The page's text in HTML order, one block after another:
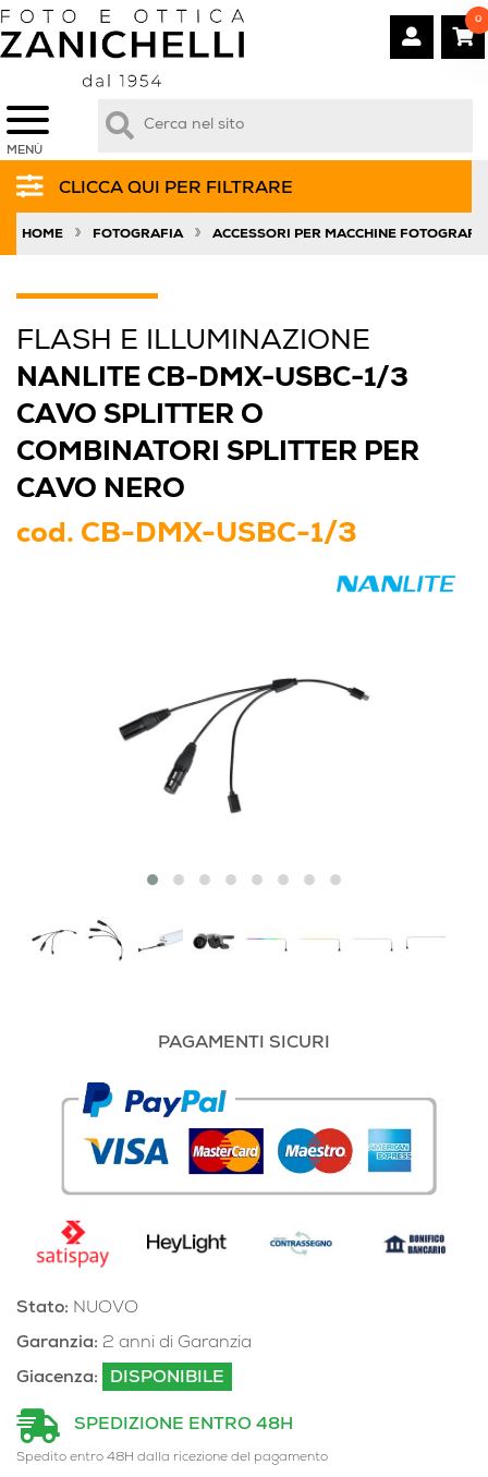
MENÙ
0
CLICCA QUI PER FILTRARE
HOME » FOTOGRAFIA » ACCESSORI PER MACCHINE
FLASH E ILLUMINAZIONE
NANLITE CB-DMX-USBC-1/3
CAVO SPLITTER O
COMBINATORI SPLITTER PER
CAVO NERO
cod. CB-DMX-USBC-1/3
PAGAMENTI SICURI
Stato: NUOVO
Garanzia: 2 anni di Garanzia
Giacenza:
DISPONIBILE
SPEDIZIONE ENTRO 48H
Spedito entro 48H dalla ricezione del pagamento